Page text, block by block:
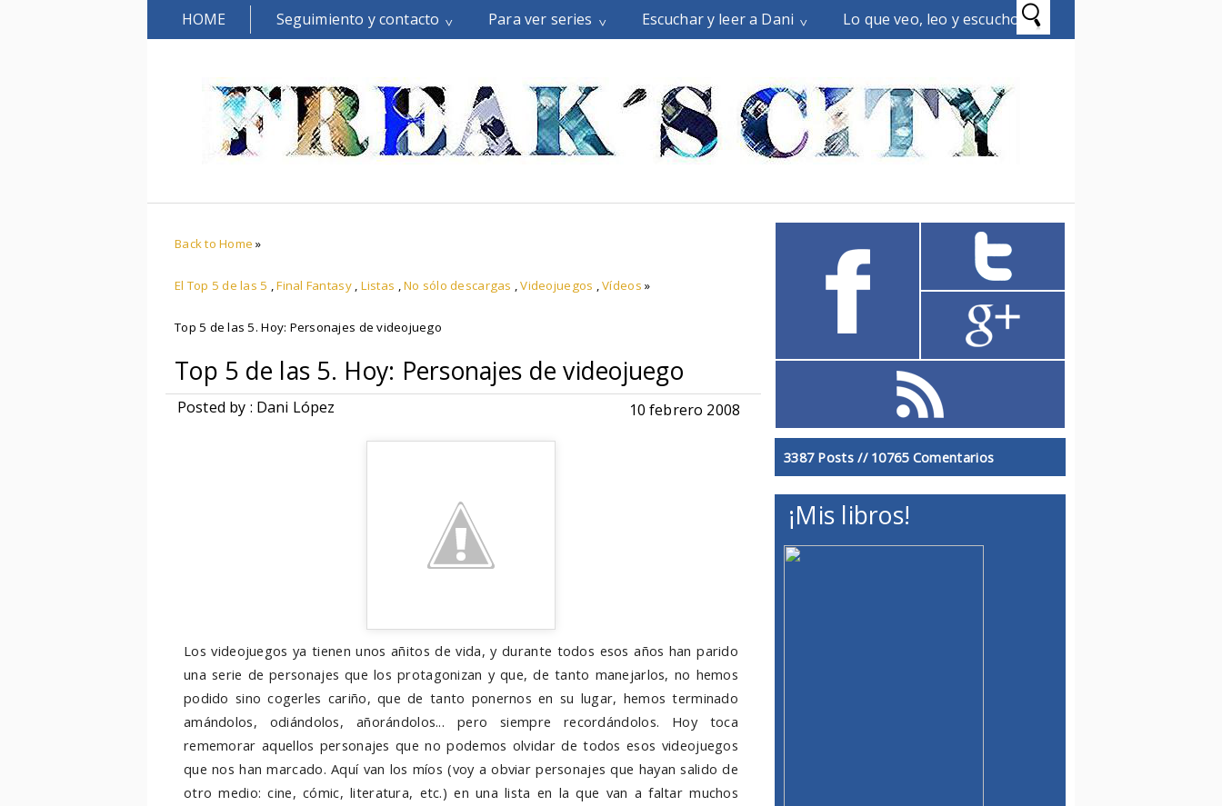
HOME Seguimiento y contacto Para ver series Escuchar y leer a Dani Lo que veo, leo y escucho
Back to Home »
El Top 5 de las 5 ,Final Fantasy, Listas ,No sólo descargas ,Videojuegos ,Vídeos »
Top 5 de las 5. Hoy: Personajes de videojuego
Top 5 de las 5. Hoy: Personajes de videojuego
Posted by : Dani López 10 febrero 2008
Los videojuegos ya tienen unos añitos de vida, y durante todos esos años han parido
una serie de personajes que los protagonizan y que, de tanto manejarlos, no hemos
podido sino cogerles cariño, que de tanto ponernos en su lugar, hemos terminado
amándolos, odiándolos, añorándolos... pero siempre recordándolos. Hoy toca
rememorar aquellos personajes que no podemos olvidar de todos esos videojuegos
que nos han marcado. Aquí van los míos (voy a obviar personajes que hayan salido de
otro medio: cine, cómic, literatura, etc.) en una lista en la que van a faltar muchos
3387 Posts // 10765 Comentarios
¡Mis libros!